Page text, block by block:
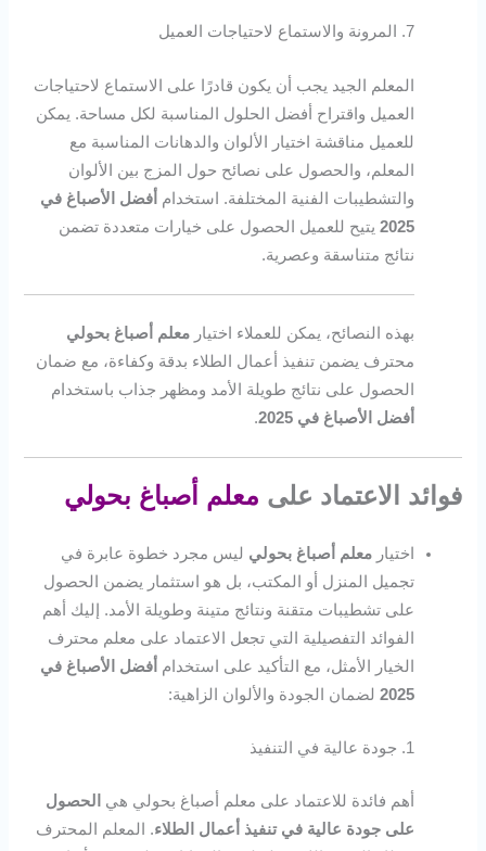
7. المرونة والاستماع لاحتياجات العميل
المعلم الجيد يجب أن يكون قادرًا على الاستماع لاحتياجات
العميل واقتراح أفضل الحلول المناسبة لكل مساحة. يمكن
للعميل مناقشة اختيار الألوان والدهانات المناسبة مع
المعلم، والحصول على نصائح حول المزج بين الألوان
والتشطيبات الفنية المختلفة. استخدام أفضل الأصباغ في
2025 يتيح للعميل الحصول على خيارات متعددة تضمن
نتائج متناسقة وعصرية.
بهذه النصائح، يمكن للعملاء اختيارمعلم أصباغ بحولي
محترف يضمن تنفيذ أعمال الطلاء بدقة وكفاءة، مع ضمان
الحصول على نتائج طويلة الأمد ومظهر جذاب باستخدام
أفضل الأصباغ في 2025
.
فوائد الاعتماد على معلم أصباغ بحولي
اختيارمعلم أصباغ بحولي ليس مجرد خطوة عابرة في
تجميل المنزل أو المكتب، بل هو استثمار يضمن الحصول
على تشطيبات متقنة ونتائج متينة وطويلة الأمد. إليك أهم
الفوائد التفصيلية التي تجعل الاعتماد على معلم محترف
الخيار الأمثل، مع التأكيد على استخدام أفضل الأصباغ في
2025 لضمان الجودة والألوان الزاهية:
1. جودة عالية في التنفيذ
أهم فائدة للاعتماد على معلم أصباغ بحولي هي
الحصول
على جودة عالية في تنفيذ أعمال الطلاء. المعلم المحترف